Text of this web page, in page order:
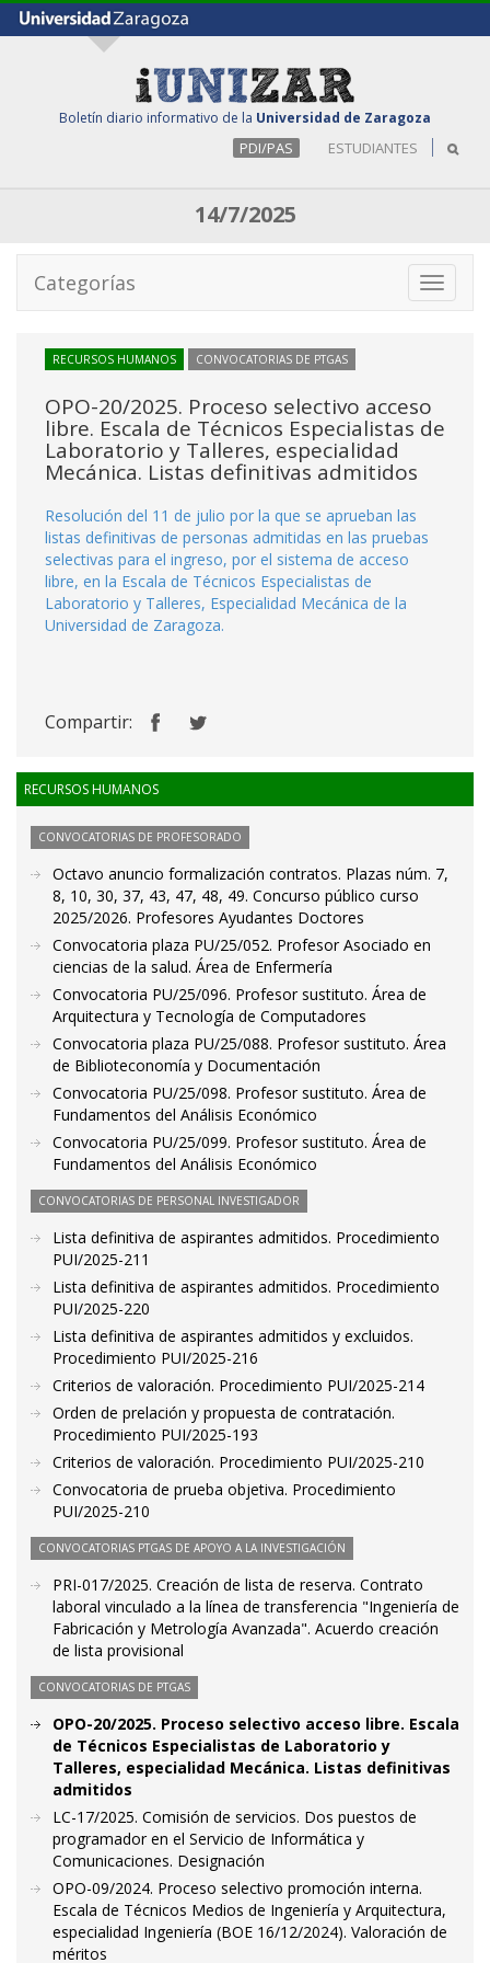
Boletín diario informativo de la Universidad de Zaragoza
PDI/PAS ESTUDIANTES
14/7/2025
Toggle
Categorías
RECURSOS HUMANOS CONVOCATORIAS DE PTGAS
OPO-20/2025. Proceso selectivo acceso
libre. Escala de Técnicos Especialistas de
Laboratorio y Talleres, especialidad
Mecánica. Listas definitivas admitidos
Resolución del 11 de julio por la que se aprueban las
listas definitivas de personas admitidas en las pruebas
selectivas para el ingreso, por el sistema de acceso
libre, en la Escala de Técnicos Especialistas de
Laboratorio y Talleres, Especialidad Mecánica de la
Universidad de Zaragoza.
Compartir:
RECURSOS HUMANOS
CONVOCATORIAS DE PROFESORADO
Octavo anuncio formalización contratos. Plazas núm. 7,
8, 10, 30, 37, 43, 47, 48, 49. Concurso público curso
2025/2026. Profesores Ayudantes Doctores
Convocatoria plaza PU/25/052. Profesor Asociado en
ciencias de la salud. Área de Enfermería
Convocatoria PU/25/096. Profesor sustituto. Área de
Arquitectura y Tecnología de Computadores
Convocatoria plaza PU/25/088. Profesor sustituto. Área
de Biblioteconomía y Documentación
Convocatoria PU/25/098. Profesor sustituto. Área de
Fundamentos del Análisis Económico
Convocatoria PU/25/099. Profesor sustituto. Área de
Fundamentos del Análisis Económico
CONVOCATORIAS DE PERSONAL INVESTIGADOR
Lista definitiva de aspirantes admitidos. Procedimiento
PUI/2025-211
Lista definitiva de aspirantes admitidos. Procedimiento
PUI/2025-220
Lista definitiva de aspirantes admitidos y excluidos.
Procedimiento PUI/2025-216
Criterios de valoración. Procedimiento PUI/2025-214
Orden de prelación y propuesta de contratación.
Procedimiento PUI/2025-193
Criterios de valoración. Procedimiento PUI/2025-210
Convocatoria de prueba objetiva. Procedimiento
PUI/2025-210
CONVOCATORIAS PTGAS DE APOYO A LA INVESTIGACIÓN
PRI-017/2025. Creación de lista de reserva. Contrato
laboral vinculado a la línea de transferencia "Ingeniería de
Fabricación y Metrología Avanzada". Acuerdo creación
de lista provisional
CONVOCATORIAS DE PTGAS
OPO-20/2025. Proceso selectivo acceso libre. Escala
de Técnicos Especialistas de Laboratorio y
Talleres, especialidad Mecánica. Listas definitivas
admitidos
LC-17/2025. Comisión de servicios. Dos puestos de
programador en el Servicio de Informática y
Comunicaciones. Designación
OPO-09/2024. Proceso selectivo promoción interna.
Escala de Técnicos Medios de Ingeniería y Arquitectura,
especialidad Ingeniería (BOE 16/12/2024). Valoración de
méritos